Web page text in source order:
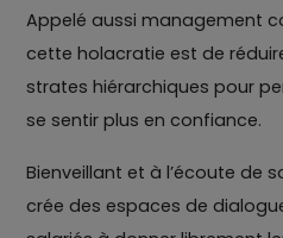
Appelé aussi management
cette holacratie est de
strates hiérarchiques pour
se sentir plus en confiance.
Bienveillant et à l’écoute de
crée des espaces de